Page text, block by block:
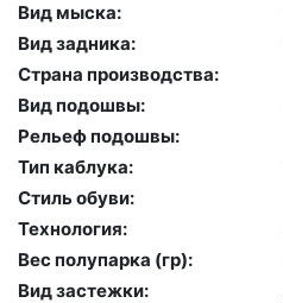
Вид мыска:
Вид задника:
Страна производства:
Вид подошвы:
Рельеф подошвы:
Тип каблука:
Стиль обуви:
Технология:
Вес полупарка (гр):
Вид застежки: